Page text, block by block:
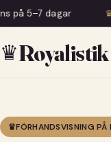
♛★★★★★ 4.9 av 5
♛Royalistik
♛FÖRHANDSVISNING PÅ